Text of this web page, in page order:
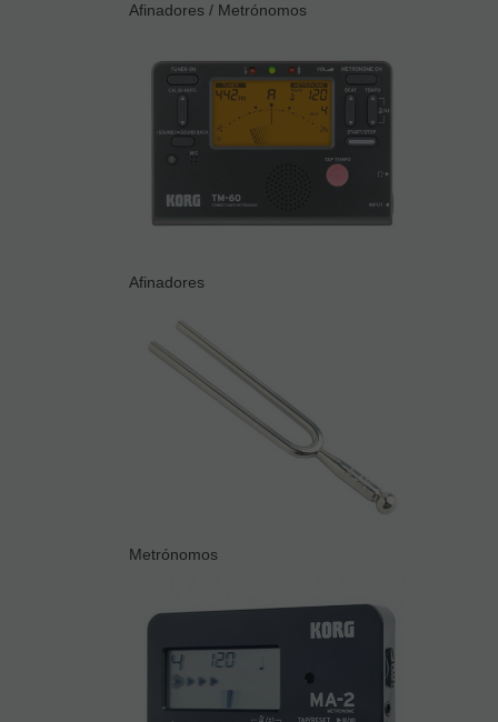
Afinadores / Metrónomos
Afinadores
Metrónomos